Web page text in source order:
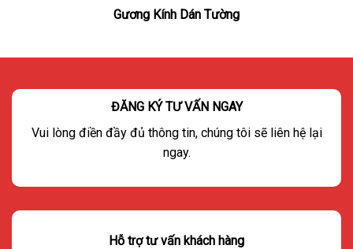
Gương Kính Dán Tường
ĐĂNG KÝ TƯ VẤN NGAY
Vui lòng điền đầy đủ thông tin, chúng tôi sẽ liên hệ lại
ngay.
Hỗ trợ tư vấn khách hàng